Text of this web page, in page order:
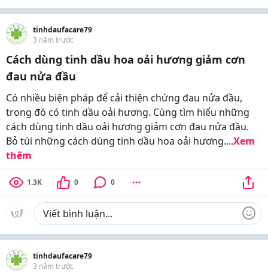
tinhdaufacare79
3 năm trước
Cách dùng tinh dầu hoa oải hương giảm cơn
đau nửa đầu
Có nhiều biện pháp để cải thiện chứng đau nửa đầu,
trong đó có tinh dầu oải hương. Cùng tìm hiểu những
cách dùng tinh dầu oải hương giảm cơn đau nửa đầu.
Bỏ túi những cách dùng tinh dầu hoa oải hương....Xem
thêm
1.3K 0 0
tinhdaufacare79
3 năm trước